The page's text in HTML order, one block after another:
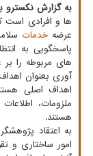
به گزارش نکسترو
ها و افرادی است
عرضه خدمات
پاسخگویی به
های مربوطه را بر
آوری بعنوان
اهداف اصلی
ملزومات،
هستند.
به اعتقاد
امور ساختاری و